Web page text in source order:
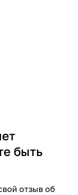
быть
отзыв об